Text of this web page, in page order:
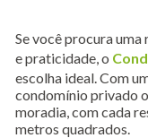
Se você procura
e praticidade, o
escolha ideal. Com
condomínio privado
moradia, com cada
metros quadrados.